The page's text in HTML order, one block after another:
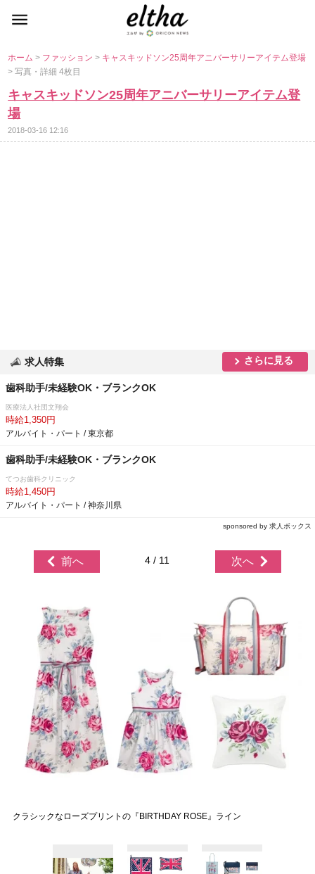
ホーム> ファッション> キャスキッドソン25周年アニバーサリーアイテム登場
> 写真・詳細 4枚目
キャスキッドソン25周年アニバーサリーアイテム登
場
2018-03-16 12:16
求人特集 さらに見る
歯科助手/未経験OK・ブランクOK
医療法人社団文翔会
時給1,350円
アルバイト・パート / 東京都
歯科助手/未経験OK・ブランクOK
てつお歯科クリニック
時給1,450円
アルバイト・パート / 神奈川県
sponsored by 求人ボックス
前へ 4 / 11 次へ
クラシックなローズプリントの『BIRTHDAY ROSE』ライン